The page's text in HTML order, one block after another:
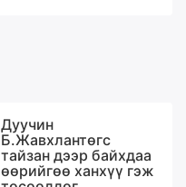
Дуучин
Б.Жавхлантөгс
тайзан дээр байхдаа
өөрийгөө ханхүү гэж